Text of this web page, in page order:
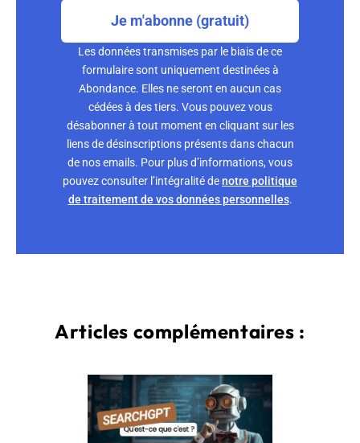
Je m'abonne (gratuit)
Les données transmises par le biais de ce
formulaire sont uniquement destinées à
Abondance. Elles ne seront en aucun cas
cédées à des tiers. Vous pouvez vous
désabonner à tout moment en cliquant sur les
liens de désinscriptions présents dans chacun
de nos emails. Pour plus d’informations, vous
pouvez consulter l’intégralité denotre politique
de traitement de vos données personnelles.
Articles complémentaires :